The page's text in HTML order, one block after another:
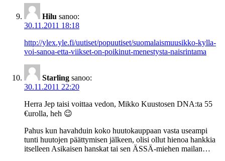
Hilu sanoo:
30.11.2011 18:18
http://ylex.yle.fi/uutiset/popuutiset/suomalaismuusikko-kylla-
voi-sanoa-etta-viikset-on-poikinut-menestysta-naisrintama
Starling sanoo:
30.11.2011 22:20
Herra Jep taisi voittaa vedon, Mikko Kuustosen DNA:ta 55
€urolla, heh 😉
Pahus kun havahduin koko huutokauppaan vasta useampi
tunti huutojen päättymisen jälkeen, olisi ollut hienoa hankkia
itselleen Asikaisen hanskat tai sen ÄSSÄ-miehen mailan…